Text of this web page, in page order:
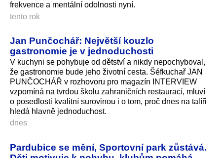
frekvence a mentální odolnosti nyní.
tento rok
Jan Punčochář: Největší kouzlo
gastronomie je v jednoduchosti
V kuchyni se pohybuje od dětství a nikdy nepochyboval,
že gastronomie bude jeho životní cesta. Šéfkuchař JAN
PUNČOCHÁŘ v rozhovoru pro magazín INTERVIEW
vzpomíná na tvrdou školu zahraničních restaurací, mluví
o posedlosti kvalitní surovinou i o tom, proč dnes na talíři
hledá hlavně jednoduchost.
dnes
Pardubice se mění, Sportovní park zůstává.